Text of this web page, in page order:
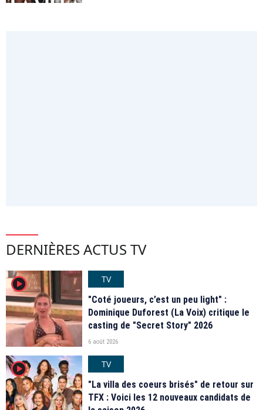
DERNIÈRES ACTUS TV
player2
TV
"Coté joueurs, c’est un peu light" :
Dominique Duforest (La Voix) critique le
casting de "Secret Story" 2026
6 août 2026
player2
TV
"La villa des coeurs brisés" de retour sur
TFX : Voici les 12 nouveaux candidats de